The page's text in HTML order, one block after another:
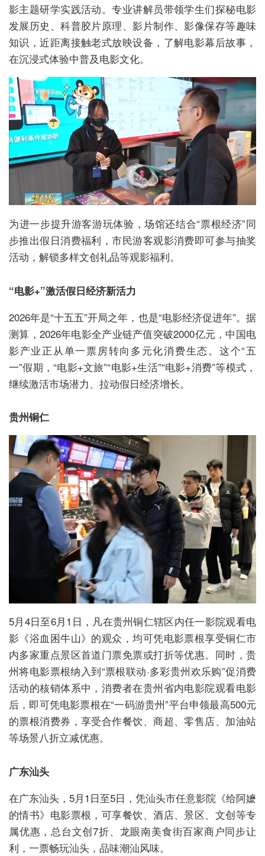
影主题研学实践活动。专业讲解员带领学生们探秘电影
发展历史、科普胶片原理、影片制作、影像保存等趣味
知识，近距离接触老式放映设备，了解电影幕后故事，
在沉浸式体验中普及电影文化。
为进一步提升游客游玩体验，场馆还结合“票根经济”同
步推出假日消费福利，市民游客观影消费即可参与抽奖
活动，解锁多样文创礼品等观影福利。
“电影+”激活假日经济新活力
2026年是“十五五”开局之年，也是“电影经济促进年”。据
测算，2026年电影全产业链产值突破2000亿元，中国电
影产业正从单一票房转向多元化消费生态。这个“五
一”假期，“电影+文旅”“电影+生活”“电影+消费”等模式，
继续激活市场潜力、拉动假日经济增长。
贵州铜仁
5月4日至6月1日，凡在贵州铜仁辖区内任一影院观看电
影《浴血困牛山》的观众，均可凭电影票根享受铜仁市
内多家重点景区首道门票免票或打折等优惠。同时，贵
州将电影票根纳入到“票根联动·多彩贵州欢乐购”促消费
活动的核销体系中，消费者在贵州省内电影院观看电影
后，即可凭电影票根在“一码游贵州”平台申领最高500元
的票根消费券，享受合作餐饮、商超、零售店、加油站
等场景八折立减优惠。
广东汕头
在广东汕头，5月1日至5日，凭汕头市任意影院《给阿嬷
的情书》电影票根，可享餐饮、酒店、景区、文创等专
属优惠，总台文创7折、龙眼南美食街百家商户同步让
利，一票畅玩汕头，品味潮汕风味。